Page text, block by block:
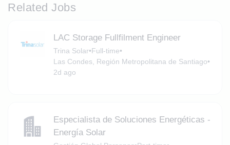
Related Jobs
LAC Storage Fullfilment Engineer
Trina Solar•Full-time•
Las Condes, Región Metropolitana de Santiago•
2d ago
Especialista de Soluciones Energéticas -
Energía Solar